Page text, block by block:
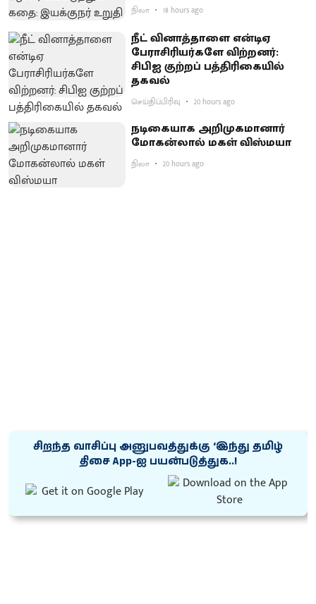
நிலா 18 hours ago
நீட் வினாத்தாளை என்டிஏ
பேராசிரியர்களே விற்றனர்:
சிபிஐ குற்றப் பத்திரிகையில்
தகவல்
செய்திப்பிரிவு 20 hours ago
நடிகையாக அறிமுகமானார்
மோகன்லால் மகள் விஸ்மயா
நிலா 20 hours ago
சிறந்த வாசிப்பு அனுபவத்துக்கு ‘இந்து தமிழ்
திசை App-ஐ பயன்படுத்துக..!